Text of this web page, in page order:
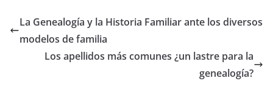
La Genealogía y la Historia Familiar ante los diversos
modelos de familia
Los apellidos más comunes ¿un lastre para la
genealogía?